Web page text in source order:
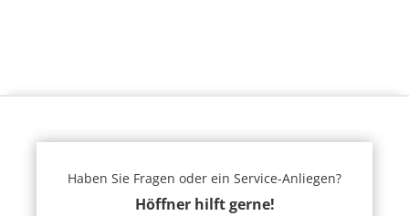
Haben Sie Fragen oder ein Service-Anliegen?
Höffner hilft gerne!